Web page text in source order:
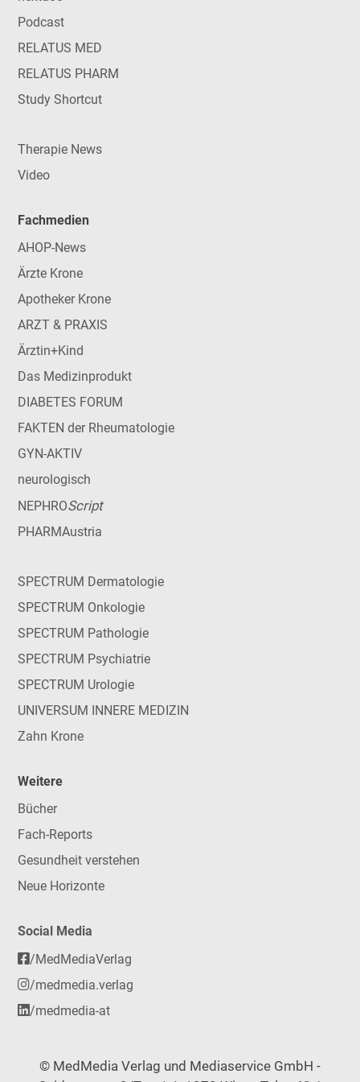
Podcast
RELATUS MED
RELATUS PHARM
Study Shortcut
Therapie News
Video
Fachmedien
AHOP-News
Ärzte Krone
Apotheker Krone
ARZT & PRAXIS
Ärztin+Kind
Das Medizinprodukt
DIABETES FORUM
FAKTEN der Rheumatologie
GYN-AKTIV
neurologisch
NEPHROScript
PHARMAustria
SPECTRUM Dermatologie
SPECTRUM Onkologie
SPECTRUM Pathologie
SPECTRUM Psychiatrie
SPECTRUM Urologie
UNIVERSUM INNERE MEDIZIN
Zahn Krone
Weitere
Bücher
Fach-Reports
Gesundheit verstehen
Neue Horizonte
Social Media
/MedMediaVerlag
/medmedia.verlag
/medmedia-at
© MedMedia Verlag und Mediaservice GmbH -